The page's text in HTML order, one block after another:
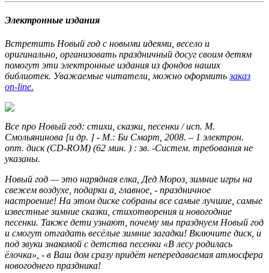
Электронные издания
Встретить Новый год с новыми идеями, весело и
оригинально, организовать праздничный досуг своим детям
помогут эти электронные издания из фондов наших
библиотек. Уважаемые читатели, можно оформитьзаказ
on-line.
Все про Новый год: стихи, сказки, песенки / исп. М.
Смольянинова [и др. ] - М.: Би Смарт, 2008. – 1 электрон.
опт. диск (CD-ROM) (62 мин. ) : зв. -Систем. требования не
указаны.
Новый год — это нарядная елка, Дед Мороз, зимние игры на
свежем воздухе, подарки а, главное, - праздничное
настроение! На этом диске собраны все самые лучшие, самые
известные зимние сказки, стихотворения и новогодние
песенки. Также дети узнают, почему мы празднуем Новый год
и смогут отгадать весёлые зимние загадки! Включите диск, и
под звуки знакомой с детства песенки «В лесу родилась
ёлочка», - в Ваш дом сразу придёт непередаваемая атмосфера
новогоднего праздника!